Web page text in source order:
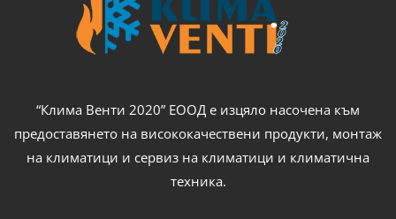
“Клима Венти 2020” ЕООД е изцяло насочена към
предоставянето на висококачествени продукти, монтаж
на климатици и сервиз на климатици и климатична
техника.